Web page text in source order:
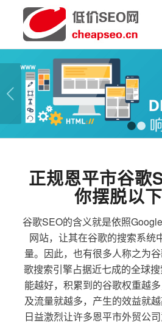
正规恩平市谷歌
你摆脱以
谷歌SEO的含义就是依照
网站，让其在谷歌的搜索系统
量。因此，也有很多人称之为
歌搜索引擎占据近七成的全球
能越好，积累到的谷歌权重越
及流量就越多，产生的效益就
日益激烈让许多恩平市外贸公